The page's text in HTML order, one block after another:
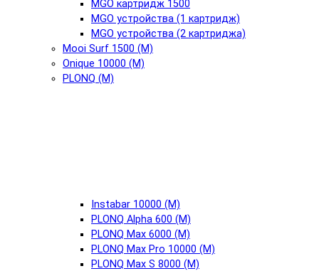
MGO картридж 1500
MGO устройства (1 картридж)
MGO устройства (2 картриджа)
Mooi Surf 1500 (М)
Onique 10000 (М)
PLONQ (М)
Instabar 10000 (М)
PLONQ Alpha 600 (М)
PLONQ Max 6000 (М)
PLONQ Max Pro 10000 (М)
PLONQ Max S 8000 (М)